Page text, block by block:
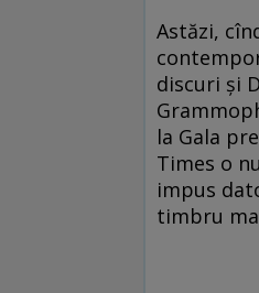
Astăzi,
discuri şi
la Gala
Times o
impus
timbru